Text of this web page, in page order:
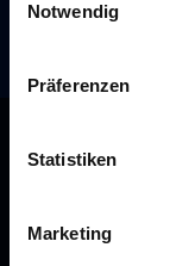
Notwendig
Präferenzen
Statistiken
Marketing